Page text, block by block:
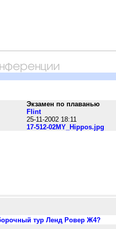
Экзамен по плаванью
Flint
25-11-2002 18:11
17-512-02MY_Hippos.jpg
тур Ленд Ровер Ж4?